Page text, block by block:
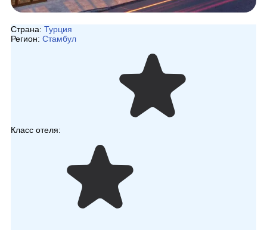
Страна: Турция
Регион: Стамбул
Класс отеля: